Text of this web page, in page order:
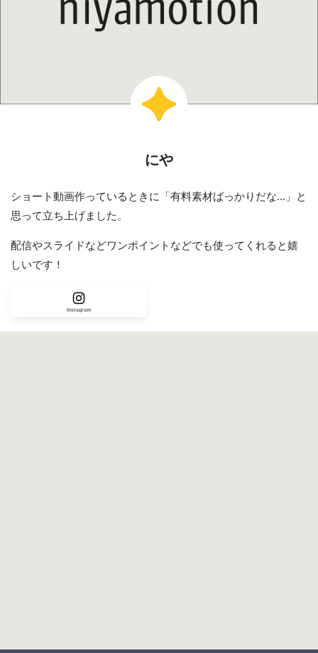
にや
ショート動画作っているときに「有料素材ばっかりだな...」と
思って立ち上げました。
配信やスライドなどワンポイントなどでも使ってくれると嬉
しいです！
Instagram